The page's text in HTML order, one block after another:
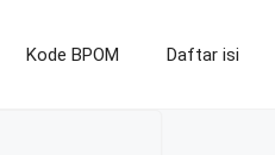
Kode BPOM Daftar isi